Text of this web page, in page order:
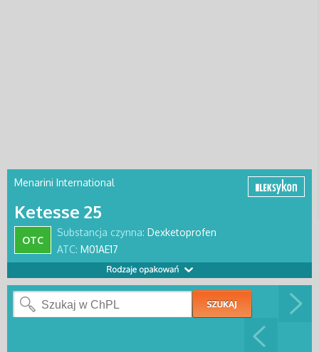
Menarini International
Ketesse 25
Substancja czynna: Dexketoprofen
ATC: M01AE17
OTC